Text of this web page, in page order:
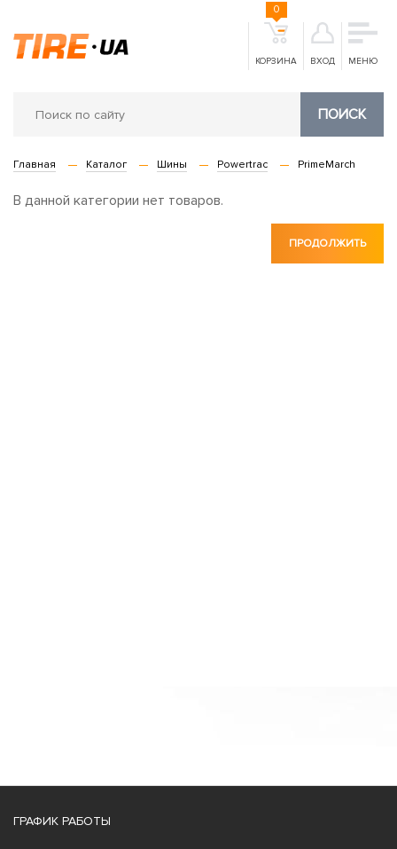
КОРЗИНА
0
ВХОД МЕНЮ
ПОИСК
Главная Каталог Шины Powertrac PrimeMarch
В данной категории нет товаров.
ПРОДОЛЖИТЬ
ГРАФИК РАБОТЫ